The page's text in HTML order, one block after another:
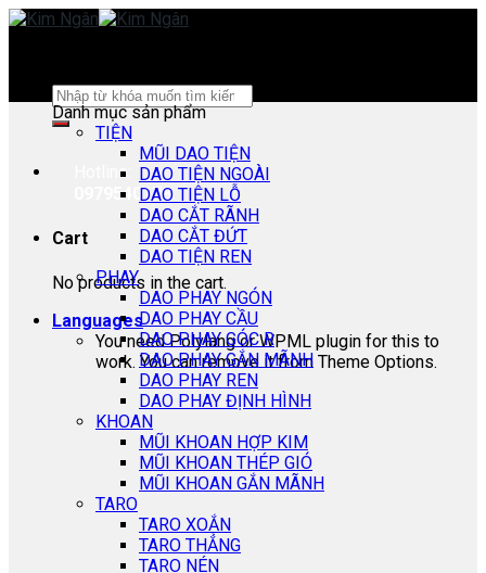
Skip
Search
for:
Hotline:
0979540178
Cart
No products in the cart.
Languages
You need Polylang or WPML plugin for this to
work. You can remove it from Theme Options.
Danh mục sản phẩm
TIỆN
MŨI DAO TIỆN
DAO TIỆN NGOÀI
DAO TIỆN LỖ
DAO CẮT RÃNH
DAO CẮT ĐỨT
DAO TIỆN REN
PHAY
DAO PHAY NGÓN
DAO PHAY CẦU
DAO PHAY GÓC R
DAO PHAY GẮN MÃNH
DAO PHAY REN
DAO PHAY ĐỊNH HÌNH
KHOAN
MŨI KHOAN HỢP KIM
MŨI KHOAN THÉP GIÓ
MŨI KHOAN GẮN MÃNH
TARO
TARO XOẮN
TARO THẲNG
TARO NÉN